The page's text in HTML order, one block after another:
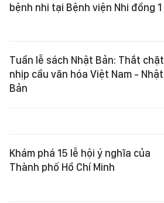
bệnh nhi tại Bệnh viện Nhi đồng 1
Tuần lễ sách Nhật Bản: Thắt chặt
nhịp cầu văn hóa Việt Nam - Nhật
Bản
Khám phá 15 lễ hội ý nghĩa của
Thành phố Hồ Chí Minh